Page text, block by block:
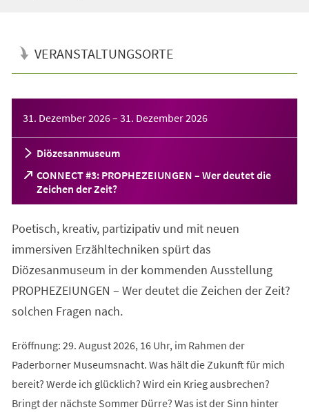
VERANSTALTUNGSORTE
31. Dezember 2026– 31. Dezember 2026
Diözesanmuseum
CONNECT #3: PROPHEZEIUNGEN – Wer deutet die
Zeichen der Zeit?
(Öffnet
in
neuen
Poetisch, kreativ, partizipativ und mit neuen
immersiven Erzähltechniken spürt das
Diözesanmuseum in der kommenden Ausstellung
PROPHEZEIUNGEN – Wer deutet die Zeichen der Zeit?
solchen Fragen nach.
Eröffnung: 29. August 2026, 16 Uhr, im Rahmen der
Paderborner Museumsnacht. Was hält die Zukunft für mich
bereit? Werde ich glücklich? Wird ein Krieg ausbrechen?
Bringt der nächste Sommer Dürre? Was ist der Sinn hinter